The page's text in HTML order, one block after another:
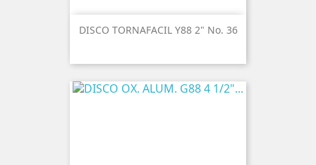
DISCO TORNAFACIL Y88 2" No. 36